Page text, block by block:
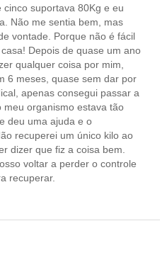
suportava 80Kg e eu
Não me sentia bem, mas
vontade. Porque não é fácil
Depois de quase um ano
qualquer coisa por mim,
6 meses, quase sem dar por
apenas consegui passar a
organismo estava tão
deu uma ajuda e o
recuperei um único kilo ao
dizer que fiz a coisa bem.
voltar a perder o controle
recuperar.